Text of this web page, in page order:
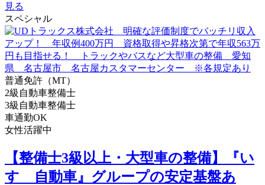
見る
スペシャル
普通免許（MT）
2級自動車整備士
3級自動車整備士
車通勤OK
女性活躍中
【整備士3級以上・大型車の整備】『い
すゞ自動車』グループの安定基盤あ